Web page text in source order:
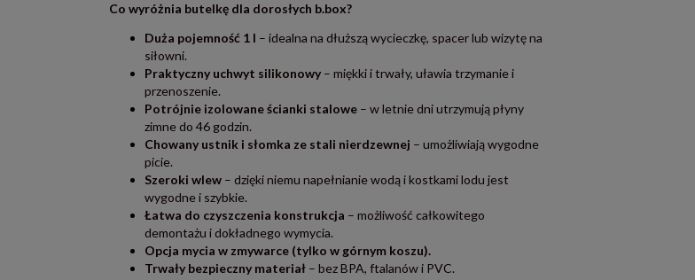
Co wyróżnia butelkę dla dorosłych b.box?
Duża pojemność 1 l – idealna na dłuższą wycieczkę, spacer lub wizytę na
siłowni.
Praktyczny uchwyt silikonowy– miękki i trwały, uławia trzymanie i
przenoszenie.
Potrójnie izolowane ścianki stalowe– w letnie dni utrzymują płyny
zimne do 46 godzin.
Chowany ustnik i słomka ze stali nierdzewnej – umożliwiają wygodne
picie.
Szeroki wlew – dzięki niemu napełnianie wodą i kostkami lodu jest
wygodne i szybkie.
Łatwa do czyszczenia konstrukcja – możliwość całkowitego
demontażu i dokładnego wymycia.
Opcja mycia w zmywarce (tylko w górnym koszu).
Trwały bezpieczny materiał – bez BPA, ftalanów i PVC.